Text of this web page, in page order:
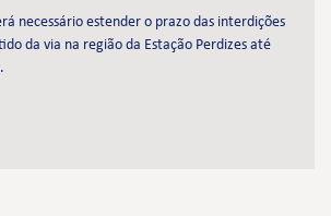
necessário estender o prazo das interdições
da via na região da Estação Perdizes até